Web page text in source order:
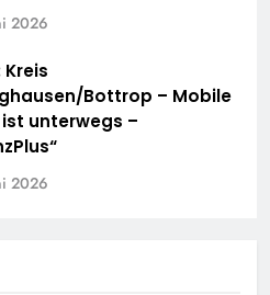
2026
Kreis
Bottrop – Mobile
unterwegs –
2026